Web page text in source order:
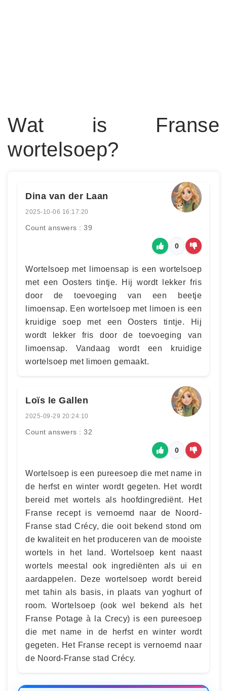
Wat is Franse
wortelsoep?
Dina van der Laan
2025-10-06 16:17:20
Count answers : 39
0
Wortelsoep met limoensap is een wortelsoep
met een Oosters tintje. Hij wordt lekker fris
door de toevoeging van een beetje
limoensap. Een wortelsoep met limoen is een
kruidige soep met een Oosters tintje. Hij
wordt lekker fris door de toevoeging van
limoensap. Vandaag wordt een kruidige
wortelsoep met limoen gemaakt.
Loïs le Gallen
2025-09-29 20:24:10
Count answers : 32
0
Wortelsoep is een pureesoep die met name in
de herfst en winter wordt gegeten. Het wordt
bereid met wortels als hoofdingrediënt. Het
Franse recept is vernoemd naar de Noord-
Franse stad Crécy, die ooit bekend stond om
de kwaliteit en het produceren van de mooiste
wortels in het land. Wortelsoep kent naast
wortels meestal ook ingrediënten als ui en
aardappelen. Deze wortelsoep wordt bereid
met tahin als basis, in plaats van yoghurt of
room. Wortelsoep (ook wel bekend als het
Franse Potage à la Crecy) is een pureesoep
die met name in de herfst en winter wordt
gegeten. Het Franse recept is vernoemd naar
de Noord-Franse stad Crécy.